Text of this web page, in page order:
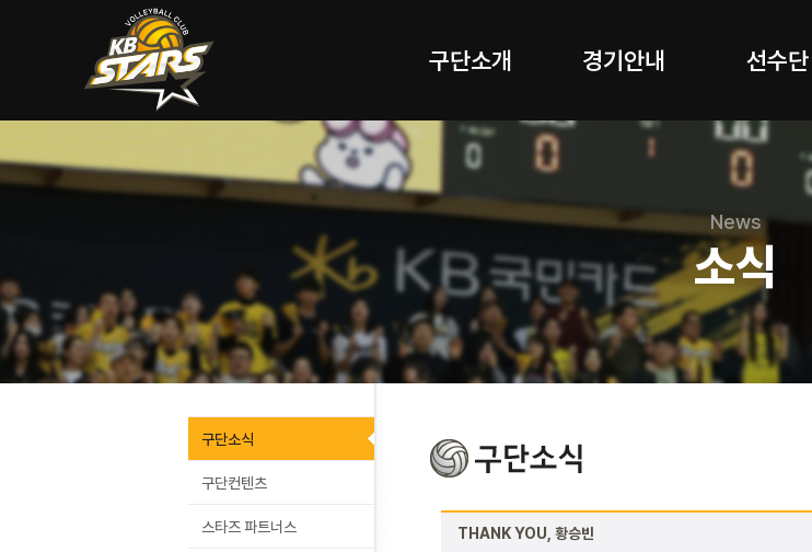
구단소개 경기안내 선수단
구단소식
구단컨텐츠
스타즈 파트너스 THANK YOU, 황승빈